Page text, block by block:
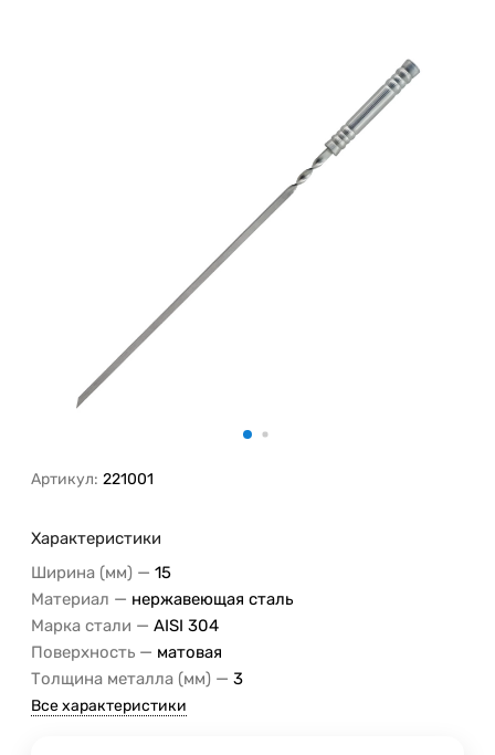
Артикул: 221001
Характеристики
Ширина (мм) — 15
Материал — нержавеющая сталь
Марка стали — AISI 304
Поверхность — матовая
Толщина металла (мм) — 3
Все характеристики